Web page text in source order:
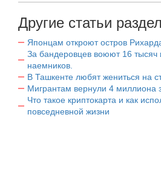
Другие статьи
Японцам откроют остров
За бандеровцев воюют 16 тысяч
наемников.
В Ташкенте любят жениться на
Мигрантам вернули 4 миллиона
Что такое криптокарта и как
повседневной жизни